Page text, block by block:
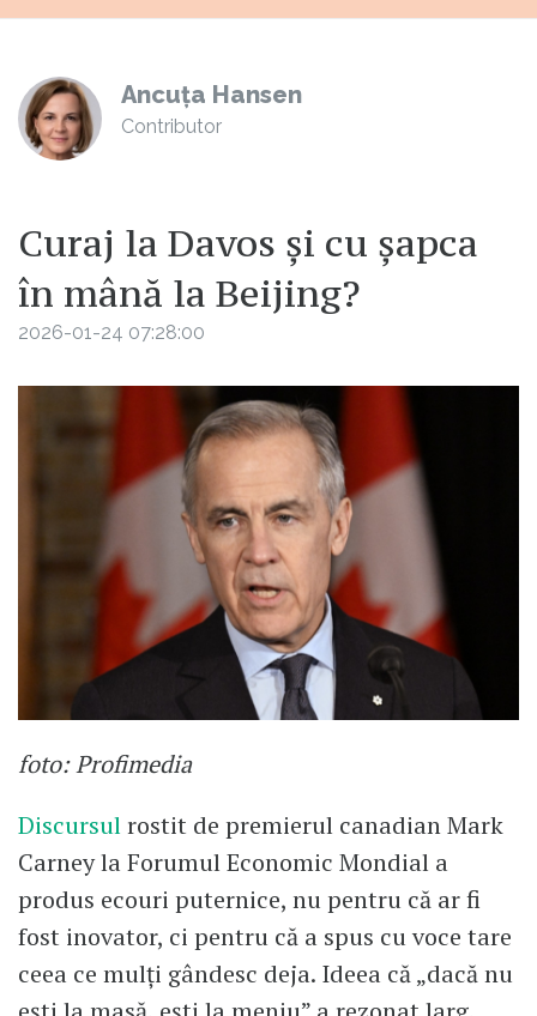
Ancuța Hansen
Contributor
Curaj la Davos și cu şapca
în mână la Beijing?
2026-01-24 07:28:00
foto: Profimedia
Discursulrostit de premierul canadian Mark
Carney la Forumul Economic Mondial a
produs ecouri puternice, nu pentru că ar fi
fost inovator, ci pentru că a spus cu voce tare
ceea ce mulți gândesc deja. Ideea că „dacă nu